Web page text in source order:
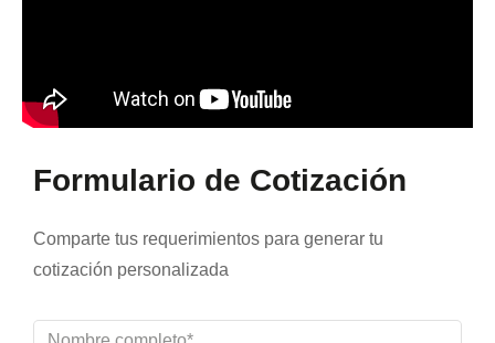
Formulario de Cotización
Comparte tus requerimientos para generar tu
cotización personalizada